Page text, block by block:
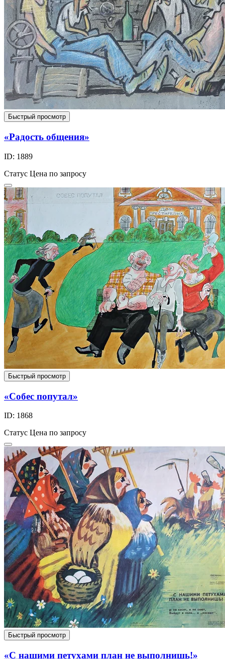
Быстрый просмотр
«Радость общения»
ID: 1889
Статус Цена по запросу
Быстрый просмотр
«Собес попутал»
ID: 1868
Статус Цена по запросу
Быстрый просмотр
«С нашими петухами план не выполнишь!»